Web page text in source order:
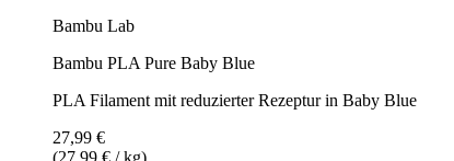
Bambu Lab
Bambu PLA Pure Baby Blue
PLA Filament mit reduzierter Rezeptur in Baby Blue
27,99 €
(27,99 € / kg)